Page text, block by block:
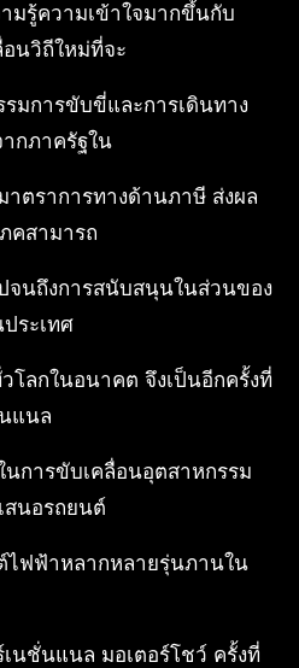
มรู้ความเข้าใจมากขึ้นกับ
นวิถีใหม่ที่จะ
มการขับขี่และการเดินทาง
กภาครัฐใน
าตราการทางด้านภาษี ส่งผล
คสามารถ
จนถึงการสนับสนุนในส่วนของ
ระเทศ
โลกในอนาคต จึงเป็นอีกครั้งที่
แนล
การขับเคลื่อนอุตสาหกรรม
สนอรถยนต์
ไฟฟ้าหลากหลายรุ่นภานใน
นชั่นแนล มอเตอร์โชว์ ครั้งที่